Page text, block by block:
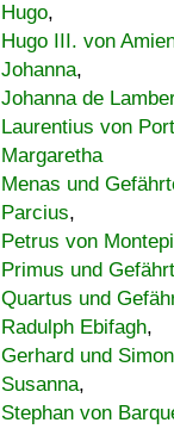
Hugo,
Hugo III. von
Johanna,
Johanna de
Laurentius von
Margaretha
Menas und
Parcius,
Petrus von
Primus und
Quartus und
Radulph Ebifagh,
Gerhard und Simon
Susanna,
Stephan von